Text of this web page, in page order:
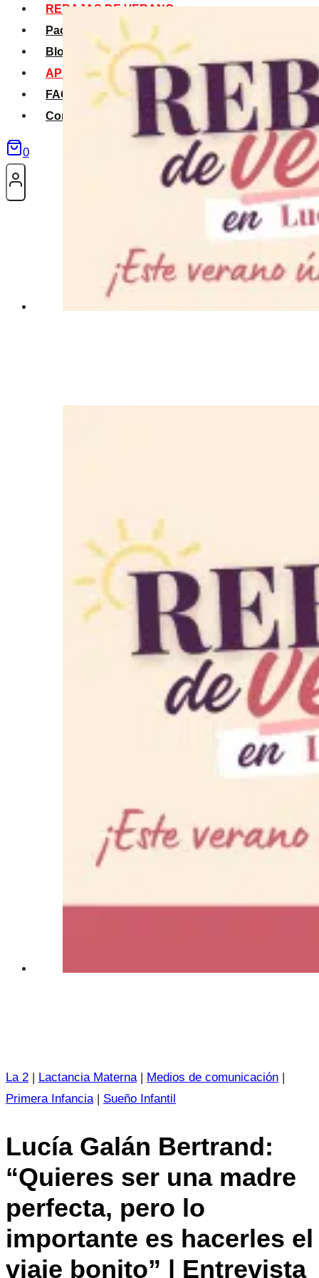
REBAJAS DE VERANO
Packs Verano
Blog
APP La Tribu
FAQS
Contacto
0
La 2 Lactancia Materna| Medios de comunicación
Primera Infancia| Sueño Infantil
Lucía Galán Bertrand:
“Quieres ser una madre
perfecta, pero lo
importante es hacerles el
viaje bonito” | Entrevista